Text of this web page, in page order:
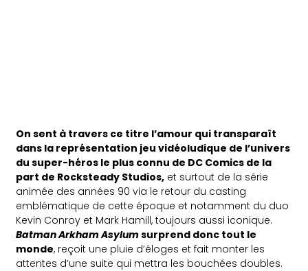
On sent à travers ce titre l’amour qui transparaît
dans la représentation jeu vidéoludique de l’univers
du super-héros le plus connu de DC Comics de la
part de Rocksteady Studios, et surtout de la série
animée des années 90 via le retour du casting
emblématique de cette époque et notamment du duo
Kevin Conroy et Mark Hamill, toujours aussi iconique.
Batman Arkham Asylumsurprend donc tout le
monde, reçoit une pluie d’éloges et fait monter les
attentes d’une suite qui mettra les bouchées doubles.